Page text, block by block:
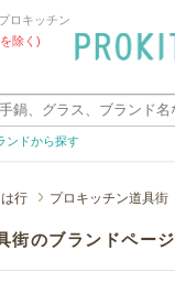
ロキッチン
除く)
ンドから探す
は行 プロキッチン道具街
街のブランドページ